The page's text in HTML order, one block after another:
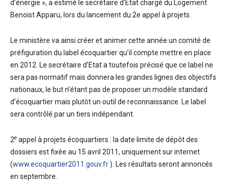
d’énergie », a estimé le secrétaire d’Etat chargé du Logement
Benoist Apparu, lors du lancement du 2e appel à projets.
Le ministère va ainsi créer et animer cette année un comité de
préfiguration du label écoquartier qu’il compte mettre en place
en 2012. Le secrétaire d’Etat a toutefois précisé que ce label ne
sera pas normatif mais donnera les grandes lignes des objectifs
nationaux, le but n’étant pas de proposer un modèle standard
d’écoquartier mais plutôt un outil de reconnaissance. Le label
sera contrôlé par un tiers indépendant.
2e appel à projets écoquartiers : la date limite de dépôt des
dossiers est fixée au 15 avril 2011, uniquement sur internet
(www.ecoquartier2011.gouv.fr). Les résultats seront annoncés
en septembre.